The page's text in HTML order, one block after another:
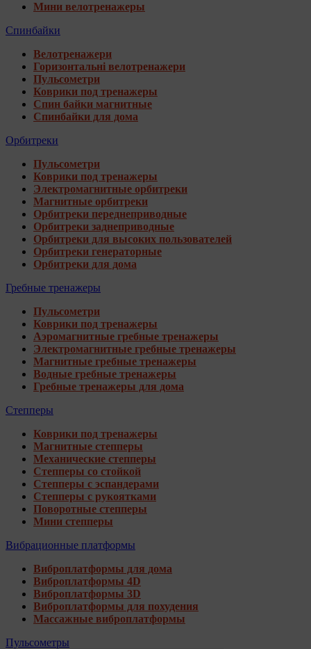
Мини велотренажеры
Спинбайки
Велотренажери
Горизонтальні велотренажери
Пульсометри
Коврики под тренажеры
Спин байки магнитные
Спинбайки для дома
Орбитреки
Пульсометри
Коврики под тренажеры
Электромагнитные орбитреки
Магнитные орбитреки
Орбитреки переднеприводные
Орбитреки заднеприводные
Орбитреки для высоких пользователей
Орбитреки генераторные
Орбитреки для дома
Гребные тренажеры
Пульсометри
Коврики под тренажеры
Аэромагнитные гребные тренажеры
Электромагнитные гребные тренажеры
Магнитные гребные тренажеры
Водные гребные тренажеры
Гребные тренажеры для дома
Степперы
Коврики под тренажеры
Магнитные степперы
Механические степперы
Степперы со стойкой
Степперы с эспандерами
Степперы с рукоятками
Поворотные степперы
Мини степперы
Вибрационные платформы
Виброплатформы для дома
Виброплатформы 4D
Виброплатформы 3D
Виброплатформы для похудения
Массажные виброплатформы
Пульсометры